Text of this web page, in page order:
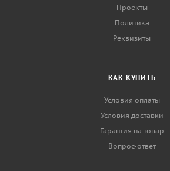
Проекты
Политика
Реквизиты
КАК КУПИТЬ
Условия оплаты
Условия доставки
Гарантия на товар
Вопрос-ответ